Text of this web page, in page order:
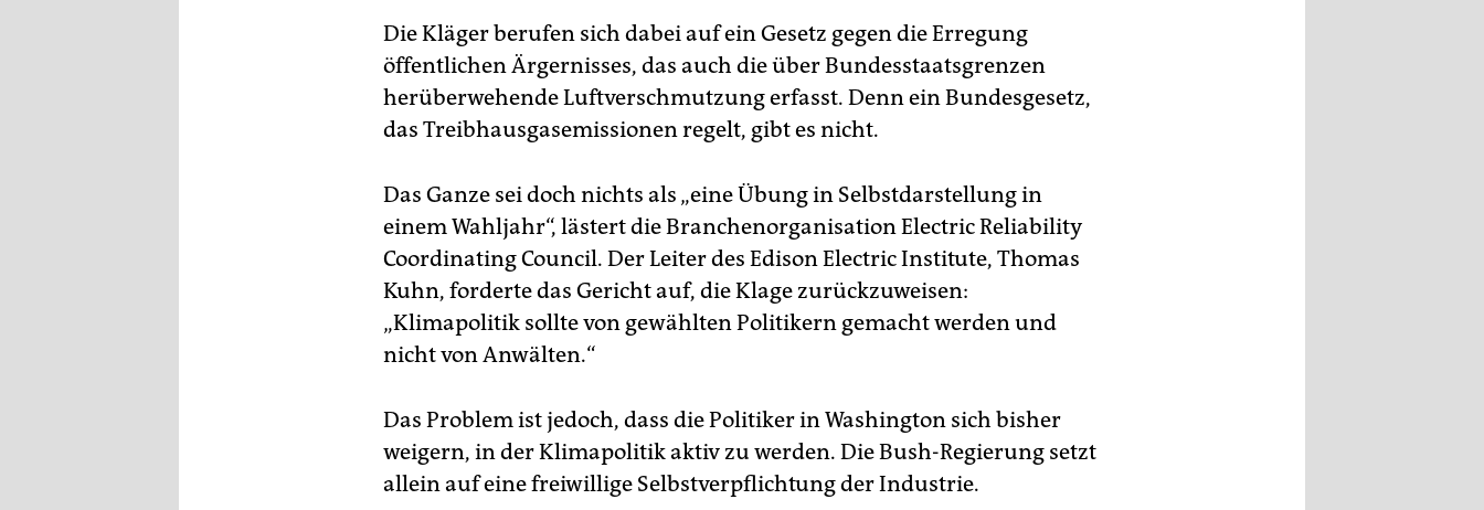
Die Kläger berufen sich dabei auf ein Gesetz gegen die Erregung
öffentlichen Ärgernisses, das auch die über Bundesstaatsgrenzen
herüberwehende Luftverschmutzung erfasst. Denn ein Bundesgesetz,
das Treibhausgasemissionen regelt, gibt es nicht.
Das Ganze sei doch nichts als „eine Übung in Selbstdarstellung in
einem Wahljahr“, lästert die Branchenorganisation Electric Reliability
Coordinating Council. Der Leiter des Edison Electric Institute, Thomas
Kuhn, forderte das Gericht auf, die Klage zurückzuweisen:
„Klimapolitik sollte von gewählten Politikern gemacht werden und
nicht von Anwälten.“
Das Problem ist jedoch, dass die Politiker in Washington sich bisher
weigern, in der Klimapolitik aktiv zu werden. Die Bush-Regierung setzt
allein auf eine freiwillige Selbstverpflichtung der Industrie.